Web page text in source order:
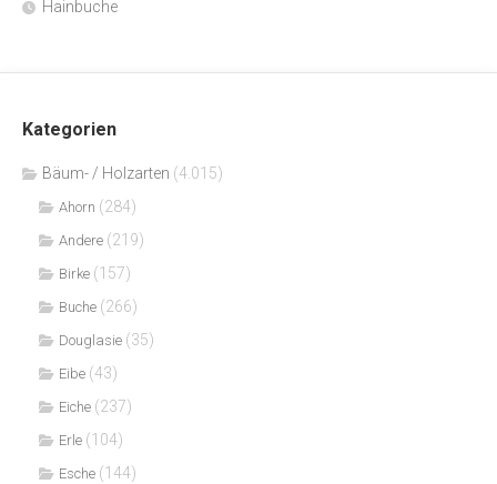
Hainbuche
Kategorien
Bäum- / Holzarten (4.015)
Ahorn (284)
Andere (219)
Birke (157)
Buche (266)
Douglasie (35)
Eibe (43)
Eiche (237)
Erle (104)
Esche (144)